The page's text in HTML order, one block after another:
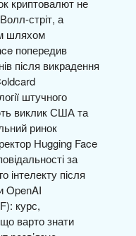
криптовалют не
стріт, а
шляхом
попередив
після викрадення
штучного
виклик США та
ринок
Hugging Face
за
інтелекту після
OpenAI
курс,
що варто знати